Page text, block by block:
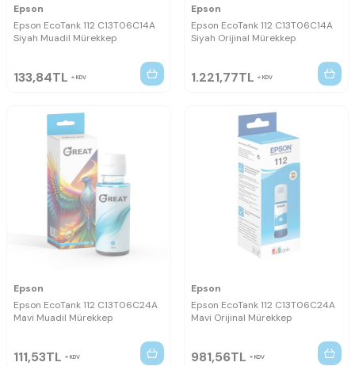
Epson
Epson EcoTank 112 C13T06C14A
Siyah Muadil Mürekkep
133,84TL KDV
Epson
Epson EcoTank 112 C13T06C14A
Siyah Orijinal Mürekkep
1.221,77TL KDV
Epson
Epson EcoTank 112 C13T06C24A
Mavi Muadil Mürekkep
111,53TL KDV
Epson
Epson EcoTank 112 C13T06C24A
Mavi Orijinal Mürekkep
981,56TL KDV